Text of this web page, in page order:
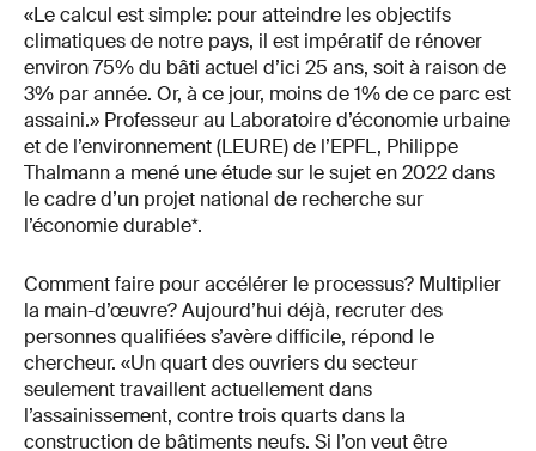
«Le calcul est simple: pour atteindre les objectifs
climatiques de notre pays, il est impératif de rénover
environ 75% du bâti actuel d’ici 25 ans, soit à raison de
3% par année. Or, à ce jour, moins de 1% de ce parc est
assaini.» Professeur au Laboratoire d’économie urbaine
et de l’environnement (LEURE) de l’EPFL, Philippe
Thalmann a mené une étude sur le sujet en 2022 dans
le cadre d’un projet national de recherche sur
l’économie durable*.
Comment faire pour accélérer le processus? Multiplier
la main-d’œuvre? Aujourd’hui déjà, recruter des
personnes qualifiées s’avère difficile, répond le
chercheur. «Un quart des ouvriers du secteur
seulement travaillent actuellement dans
l’assainissement, contre trois quarts dans la
construction de bâtiments neufs. Si l’on veut être